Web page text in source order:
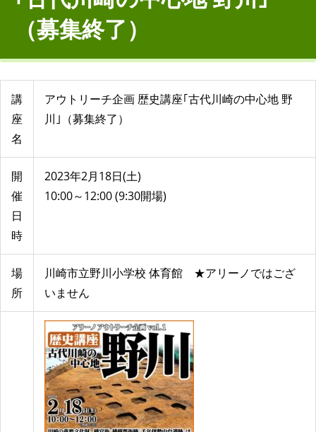
（募集終了）
講
座
名
アウトリーチ企画 歴史講座｢古代川崎の中心地 野
川｣（募集終了）
開
催
日
時
2023年2月18日(土)
10:00～12:00 (9:30開場)
場
所
川崎市立野川小学校 体育館 ★アリーノではござ
いません